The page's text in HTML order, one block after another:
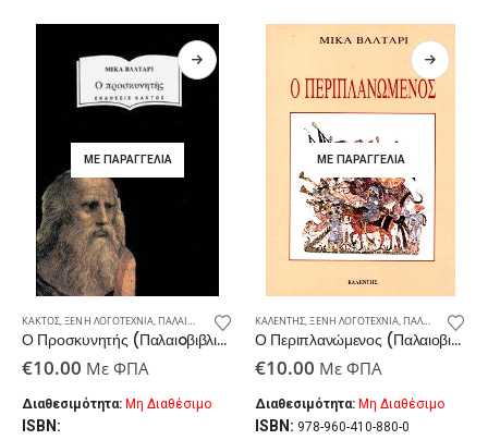
ΜΕ ΠΑΡΑΓΓΕΛΊΑ
ΚΆΚΤΟΣ,ΞΈΝΗ ΛΟΓΟΤΕΧΝΊΑ, ΠΑΛΑΙΟΒΙΒΛΙΟΠΩΛΕΊΟ
Ο Προσκυνητής (Παλαιoβιβλιοπωλείο)
€10.00 Με ΦΠΑ
Διαθεσιμότητα: Μη Διαθέσιμο
ISBN:
ΜΕ ΠΑΡΑΓΓΕΛΊΑ
ΚΑΛΈΝΤΗΣ,ΞΈΝΗ ΛΟΓΟΤΕΧΝΊΑ, ΠΑΛΑΙΟΒΙΒΛΙΟΠΩΛΕΊΟ
Ο Περιπλανώμενος (Παλαιοβιβλιοπωλείο)
€10.00 Με ΦΠΑ
Διαθεσιμότητα: Μη Διαθέσιμο
ISBN: 978-960-410-880-0